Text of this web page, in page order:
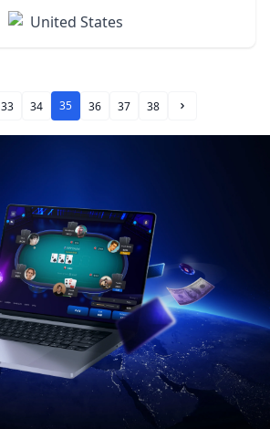
United States
33 34 35 36 37 38 Next Page